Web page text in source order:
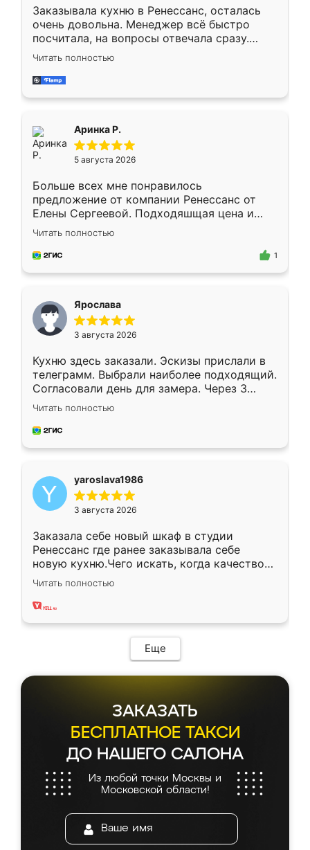
Заказывала кухню в Ренессанс, осталась
очень довольна. Менеджер всё быстро
посчитала, на вопросы отвечала сразу.
Замерщик приехал в субботу, подошёл к
делу со всей ответственностью. Собрали
за день, ребята работали аккуратно, даже
Читать полностью
Аринка Р.
5 августа 2026
Больше всех мне понравилось
предложение от компании Ренессанс от
Елены Сергеевой. Подходяшщая цена и
короткие сроки изготовления. Приехавший
для замера сотрудник Владислав
предложил по моему эскизу самый
Читать полностью
1
Ярослава
3 августа 2026
Кухню здесь заказали. Эскизы прислали в
телеграмм. Выбрали наиболее подходящий.
Согласовали день для замера. Через 3
недели кухня была уже готова. Остались
довольны работой. Спасибо Ренессанс
мебель за качественную работу!
Читать полностью
yaroslava1986
3 августа 2026
Заказала себе новый шкаф в студии
Ренессанс где ранее заказывала себе
новую кухню.Чего искать, когда качеством
вполне довольна. Служит кухня уже почти
два года, нареканий нет.
Читать полностью
Еще
ЗАКАЗАТЬ
БЕСПЛАТНОЕ ТАКСИ
ДО НАШЕГО САЛОНА
Из любой точки Москвы и
Московской области!